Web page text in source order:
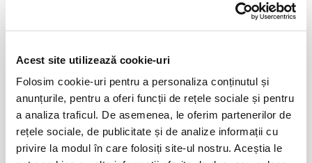
Acest site utilizează cookie-uri
Folosim cookie-uri pentru a personaliza conținutul și
anunțurile, pentru a oferi funcții de rețele sociale și pentru
a analiza traficul. De asemenea, le oferim partenerilor de
rețele sociale, de publicitate și de analize informații cu
privire la modul în care folosiți site-ul nostru. Aceștia le
0 evenimente in viitorul apropiat
anunta-ma pe email cand apare urmatorul eveniment la
Resita